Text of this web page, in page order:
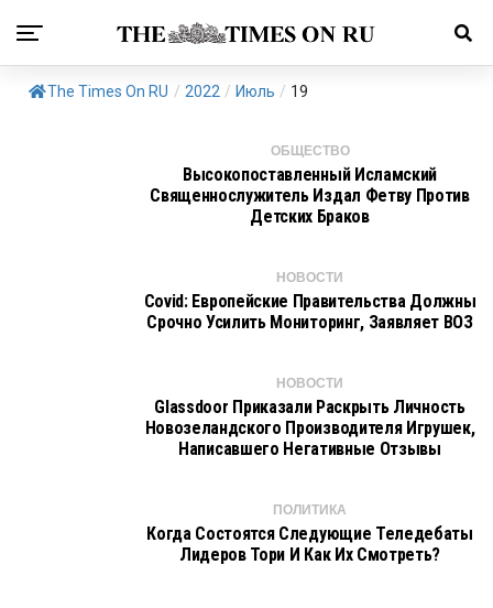
The Times On RU / 2022 / Июль / 19
ОБЩЕСТВО
Высокопоставленный Исламский
Священнослужитель Издал Фетву Против
Детских Браков
НОВОСТИ
Covid: Европейские Правительства Должны
Срочно Усилить Мониторинг, Заявляет ВОЗ
НОВОСТИ
Glassdoor Приказали Раскрыть Личность
Новозеландского Производителя Игрушек,
Написавшего Негативные Отзывы
ПОЛИТИКА
Когда Состоятся Следующие Теледебаты
Лидеров Тори И Как Их Смотреть?